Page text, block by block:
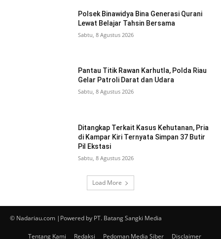
Polsek Binawidya Bina Generasi Qurani
Lewat Belajar Tahsin Bersama
Sabtu, 8 Agustus 2026
Pantau Titik Rawan Karhutla, Polda Riau
Gelar Patroli Darat dan Udara
Sabtu, 8 Agustus 2026
Ditangkap Terkait Kasus Kehutanan, Pria
di Kampar Kiri Ternyata Simpan 37 Butir
Pil Ekstasi
Sabtu, 8 Agustus 2026
Load More
© Nadariau.com |Powered by PT. Batang Sangki Media
Tentang Kami Redaksi Pedoman Media Siber Disclaimer